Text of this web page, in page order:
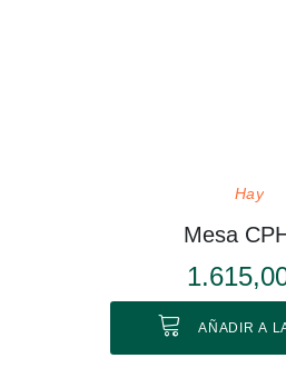
Hay
Mesa
AÑADIR A